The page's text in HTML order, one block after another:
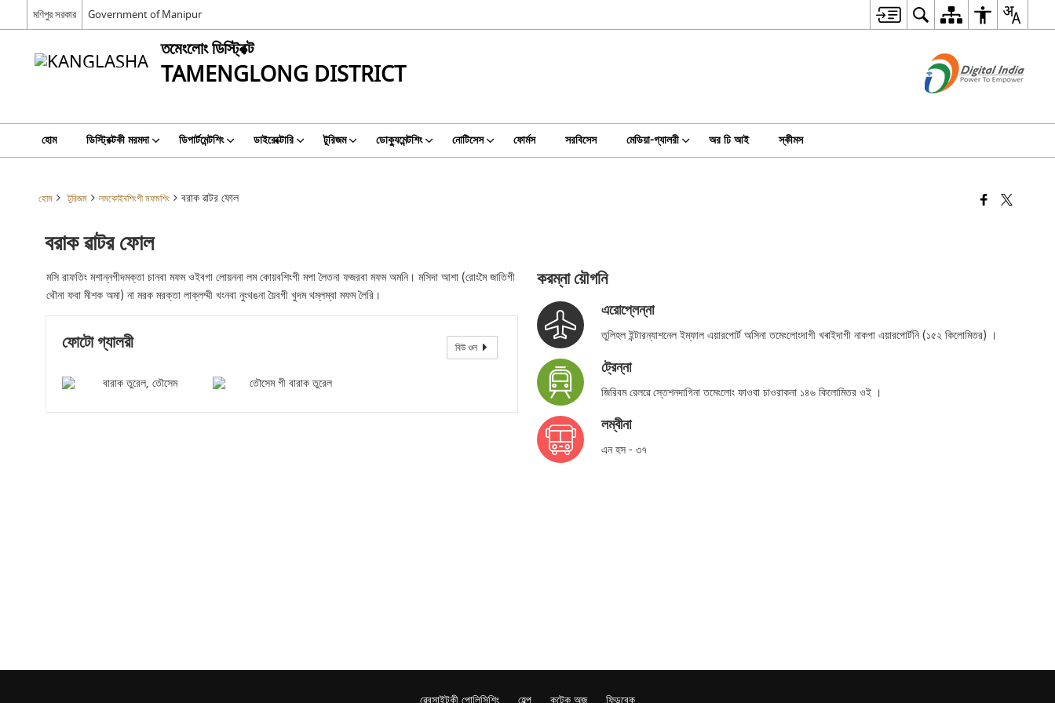
মণিপুর সরকার Government of Manipur
তমেংলোং ডিস্ট্রিক্ট
TAMENGLONG DISTRICT
হোম ডিস্ট্রিক্টকী মরমদা ডিপার্টমেন্টশিং ডাইরেক্টোরি টুরিজম ডোক্যুমেন্টশিং নোটিসেস ফোর্মস সরবিসেস মেডিয়া-গ্যালরী অর ঢি আই স্কীমস
হোম টুরিজম লমকোইবশিংগী মফমশিং বরাক ৱাটর ফোল
বরাক ৱাটর ফোল
মসি রাফতিং মশান্নগীদমক্তা চানবা মফম ওইবগা লোয়ননা লম কোয়বশিংগী মপা লৈতনা ফজরবা মফম অমনি। মসিদা আশা (রোংমৈ জাতিগী
থৌনা ফবা মীশক অমা) না মরক মরক্তা লাক্লম্মী খংনবা নুংথঙনা য়ৈবগী খুদম থম্লম্বা মফম লৈরি।
ফোটো গ্যালরী বিউ ওল
করম্না য়ৌগনি
এরোপ্লেন্না
তুলিহল ইন্টারন্যাশনেল ইম্ফাল এয়ারপোর্ট অসিনা তমেংলোংদাগী খৰাইদাগী নাকপা এয়ারপোর্টনি (১৫২ কিলোমিতর) ।
ট্রেন্না
জিরিবম রেলৱে স্তেশনদাগিনা তমেংলোং ফাওবা চাওরাকনা ১৪৬ কিলোমিতর ওই ।
লম্বীনা
এন হস - ৩৭